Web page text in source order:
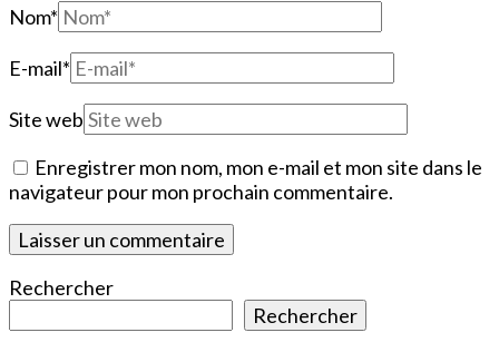
Nom*
E-mail*
Site web
Enregistrer mon nom, mon e-mail et mon site dans le
navigateur pour mon prochain commentaire.
Rechercher
Rechercher